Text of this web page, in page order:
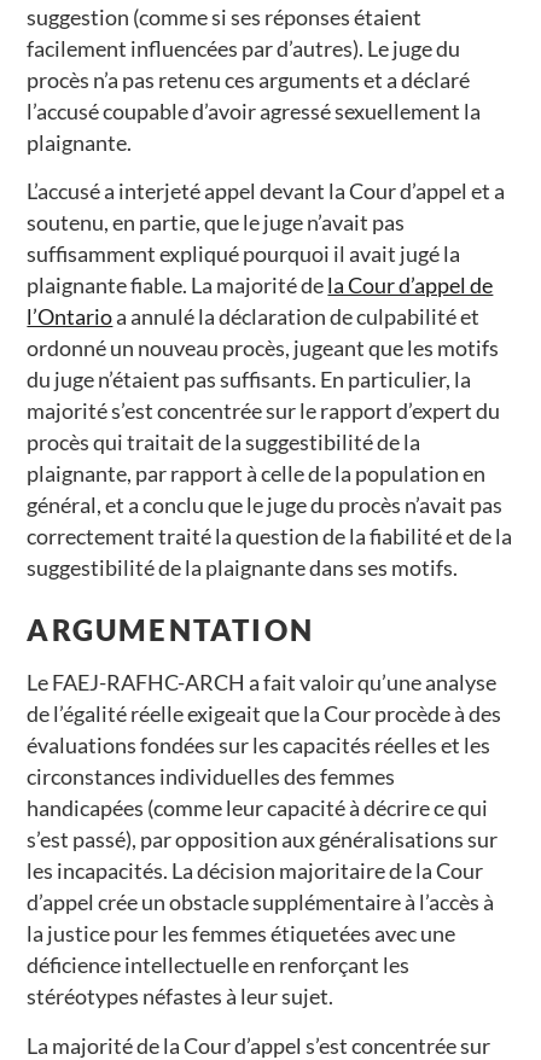
suggestion (comme si ses réponses étaient
facilement influencées par d’autres). Le juge du
procès n’a pas retenu ces arguments et a déclaré
l’accusé coupable d’avoir agressé sexuellement la
plaignante.
L’accusé a interjeté appel devant la Cour d’appel et a
soutenu, en partie, que le juge n’avait pas
suffisamment expliqué pourquoi il avait jugé la
plaignante fiable. La majorité dela Cour d’appel de
l’Ontarioa annulé la déclaration de culpabilité et
ordonné un nouveau procès, jugeant que les motifs
du juge n’étaient pas suffisants. En particulier, la
majorité s’est concentrée sur le rapport d’expert du
procès qui traitait de la suggestibilité de la
plaignante, par rapport à celle de la population en
général, et a conclu que le juge du procès n’avait pas
correctement traité la question de la fiabilité et de la
suggestibilité de la plaignante dans ses motifs.
ARGUMENTATION
Le FAEJ-RAFHC-ARCH a fait valoir qu’une analyse
de l’égalité réelle exigeait que la Cour procède à des
évaluations fondées sur les capacités réelles et les
circonstances individuelles des femmes
handicapées (comme leur capacité à décrire ce qui
s’est passé), par opposition aux généralisations sur
les incapacités. La décision majoritaire de la Cour
d’appel crée un obstacle supplémentaire à l’accès à
la justice pour les femmes étiquetées avec une
déficience intellectuelle en renforçant les
stéréotypes néfastes à leur sujet.
La majorité de la Cour d’appel s’est concentrée sur